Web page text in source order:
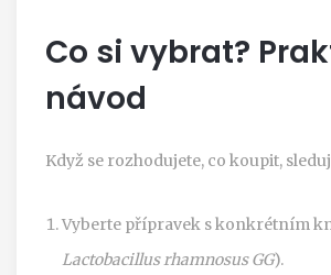
Co si vybrat?
návod
Když se rozhodujete, co koupit,
Vyberte přípravek s konkrétním
Lactobacillus rhamnosus GG).